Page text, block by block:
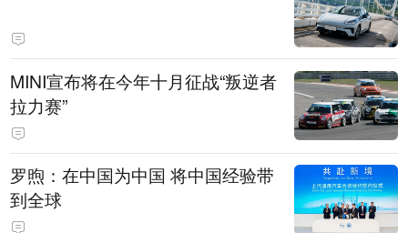
MINI宣布将在今年十月征战“叛逆者
拉力赛”
罗煦：在中国为中国 将中国经验带
到全球